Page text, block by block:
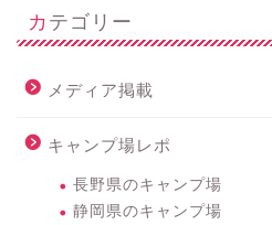
カテゴリー
メディア掲載
キャンプ場レポ
長野県のキャンプ場
静岡県のキャンプ場